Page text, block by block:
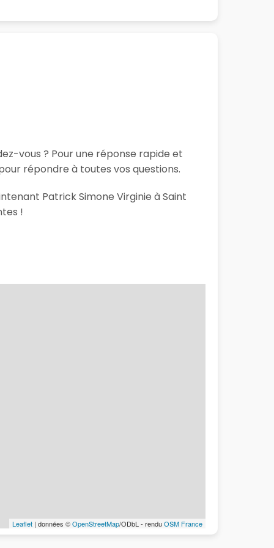
vous ? Pour une réponse rapide et
répondre à toutes vos questions.
Patrick Simone Virginie à Saint
!
Leaflet | données ©OpenStreetMap/ODbL - renduOSM France